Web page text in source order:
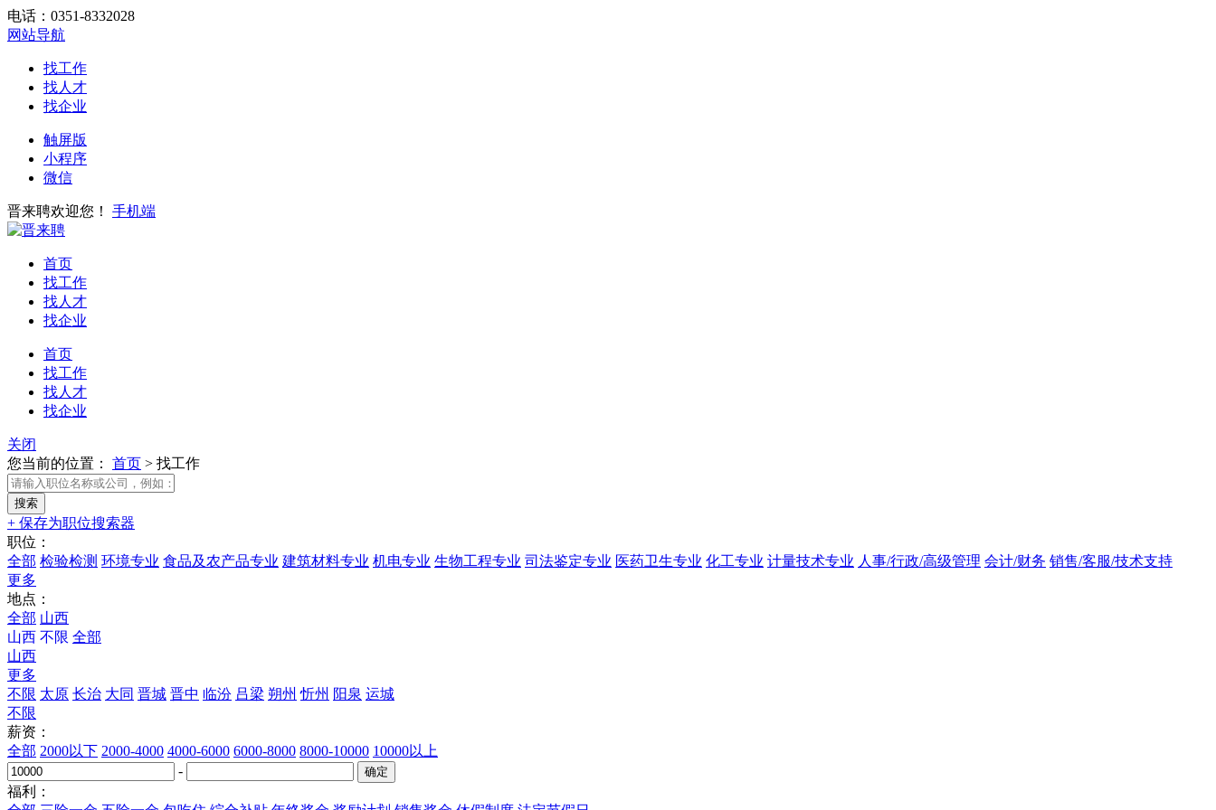
电话：0351-8332028
网站导航
找工作
找人才
找企业
触屏版
小程序
微信
晋来聘欢迎您！ 手机端
首页
找工作
找人才
找企业
首页
找工作
找人才
找企业
关闭
您当前的位置： 首页 > 找工作
+ 保存为职位搜索器
职位：
全部 检验检测 环境专业 食品及农产品专业 建筑材料专业 机电专业 生物工程专业 司法鉴定专业 医药卫生专业 化工专业 计量技术专业 人事/行政/高级管理 会计/财务 销售/客服/技术支持
更多
地点：
全部 山西
山西 不限 全部
山西
更多
不限 太原 长治 大同 晋城 晋中 临汾 吕梁 朔州 忻州 阳泉 运城
不限
薪资：
全部 2000以下 2000-4000 4000-6000 6000-8000 8000-10000 10000以上
-
福利：